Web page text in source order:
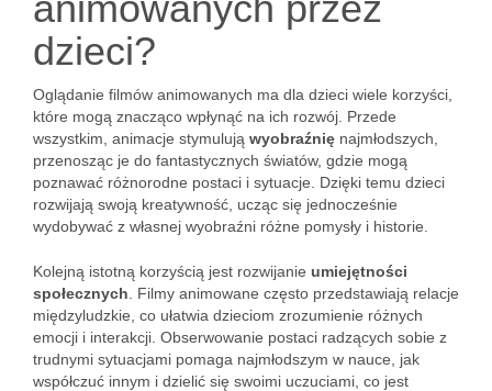
dzieci?
Oglądanie filmów animowanych ma dla dzieci wiele korzyści,
które mogą znacząco wpłynąć na ich rozwój. Przede
wszystkim, animacje stymulują wyobraźnię najmłodszych,
przenosząc je do fantastycznych światów, gdzie mogą
poznawać różnorodne postaci i sytuacje. Dzięki temu dzieci
rozwijają swoją kreatywność, ucząc się jednocześnie
wydobywać z własnej wyobraźni różne pomysły i historie.
Kolejną istotną korzyścią jest rozwijanie umiejętności
społecznych . Filmy animowane często przedstawiają relacje
międzyludzkie, co ułatwia dzieciom zrozumienie różnych
emocji i interakcji. Obserwowanie postaci radzących sobie z
trudnymi sytuacjami pomaga najmłodszym w nauce, jak
współczuć innym i dzielić się swoimi uczuciami, co jest